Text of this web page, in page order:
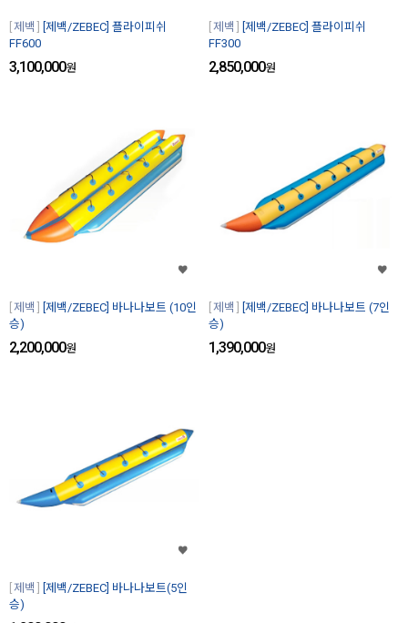
제백
[제백/ZEBEC] 플라이피쉬
FF600
3,100,000원
제백
[제백/ZEBEC] 플라이피쉬
FF300
2,850,000원
제백
[제백/ZEBEC] 바나나보트 (10인
승)
2,200,000원
제백
[제백/ZEBEC] 바나나보트 (7인
승)
1,390,000원
제백
[제백/ZEBEC] 바나나보트(5인
승)